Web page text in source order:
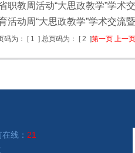
职教周活动“大思政教学”学
活动周“大思政教学”学术交流
码为： [ 1 ] 总页码为： [2 ]第一页 上一页
线： 21